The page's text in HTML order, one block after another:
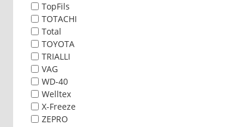
TopFils
TOTACHI
Total
TOYOTA
TRIALLI
VAG
WD-40
Welltex
X-Freeze
ZEPRO